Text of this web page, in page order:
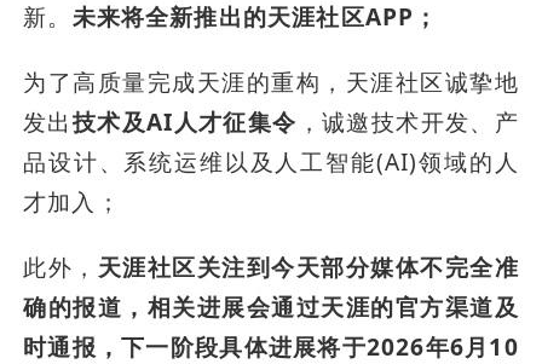
新。 未来将全新推出的天涯社区APP；
为了高质量完成天涯的重构，天涯社区诚挚地
发出技术及AI人才征集令 ，诚邀技术开发、产
品设计、系统运维以及人工智能(AI)领域的人
才加入；
此外， 天涯社区关注到今天部分媒体不完全准
确的报道，相关进展会通过天涯的官方渠道及
时通报，下一阶段具体进展将于2026年6月10